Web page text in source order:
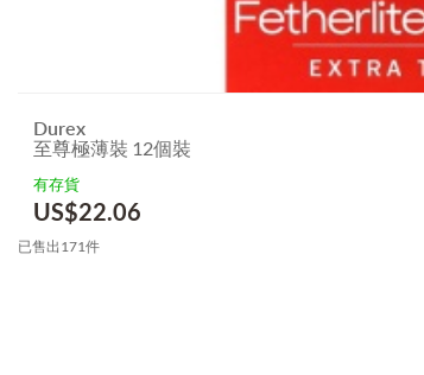
Durex
至尊極薄裝 12個裝
有存貨
US$22.06
已售出171件